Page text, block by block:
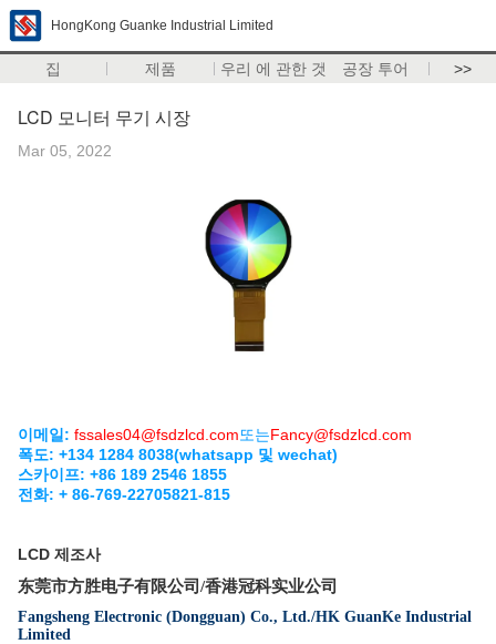
HongKong Guanke Industrial Limited
집 제품 우리 에 관한 것 공장 투어 >>
LCD 모니터 무기 시장
Mar 05, 2022
이메일: fssales04@fsdzlcd.com또는Fancy@fsdzlcd.com
폭도: +134 1284 8038(whatsapp 및 wechat)
스카이프: +86 189 2546 1855
전화: + 86-769-22705821-815
LCD 제조사
东莞市方胜电子有限公司/香港冠科实业公司
Fangsheng Electronic (Dongguan) Co., Ltd./HK GuanKe Industrial
Limited